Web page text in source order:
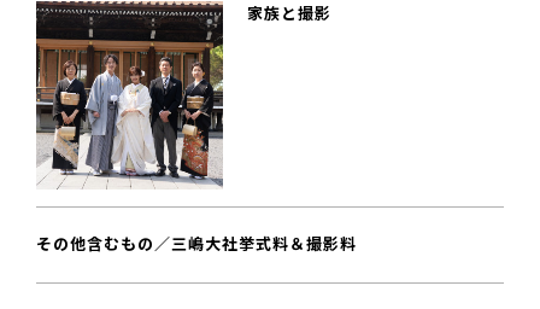
家族と撮影
その他含むもの／三嶋大社挙式料＆撮影料